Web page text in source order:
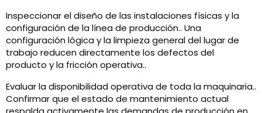
Inspeccionar el diseño de las instalaciones físicas y la
configuración de la línea de producción.. Una
configuración lógica y la limpieza general del lugar de
trabajo reducen directamente los defectos del
producto y la fricción operativa..
Evaluar la disponibilidad operativa de toda la maquinaria..
Confirmar que el estado de mantenimiento actual